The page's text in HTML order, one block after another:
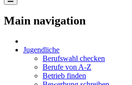
Main navigation
Jugendliche
Berufswahl checken
Berufe von A-Z
Betrieb finden